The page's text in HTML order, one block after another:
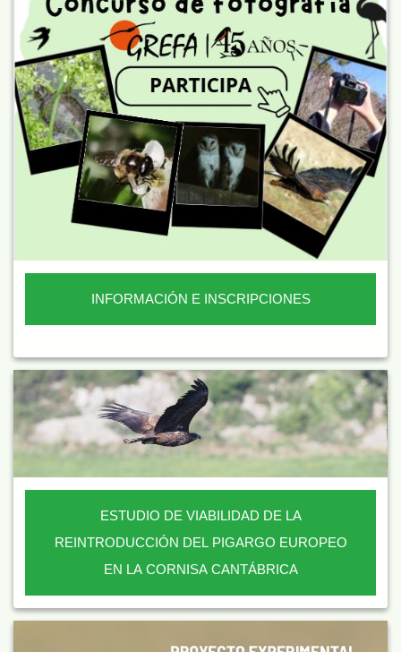
INFORMACIÓN E INSCRIPCIONES
ESTUDIO DE VIABILIDAD DE LA
REINTRODUCCIÓN DEL PIGARGO EUROPEO
EN LA CORNISA CANTÁBRICA